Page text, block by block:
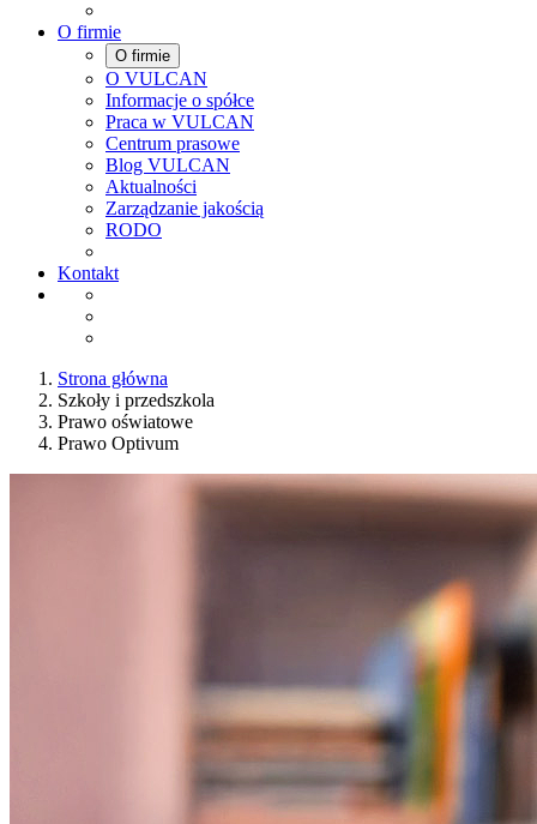
O firmie
O firmie
O VULCAN
Informacje o spółce
Praca w VULCAN
Centrum prasowe
Blog VULCAN
Aktualności
Zarządzanie jakością
RODO
Kontakt
Strona główna
Szkoły i przedszkola
Prawo oświatowe
Prawo Optivum